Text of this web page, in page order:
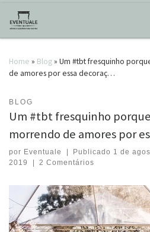
Skip to content
Home » Blog» Um #tbt fresquinho
de amores por essa decoraç…
BLOG
Um #tbt fresquinho
morrendo de amores por
por Eventuale Publicado 1 de
2019
2 Comentários